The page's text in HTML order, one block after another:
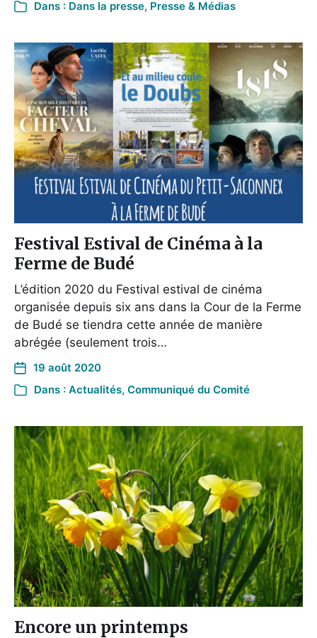
Dans : Dans la presse, Presse & Médias
Festival Estival de Cinéma à la
Ferme de Budé
L’édition 2020 du Festival estival de cinéma
organisée depuis six ans dans la Cour de la Ferme
de Budé se tiendra cette année de manière
abrégée (seulement trois…
19 août 2020
Dans : Actualités, Communiqué du Comité
Encore un printemps